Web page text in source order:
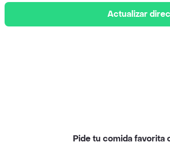
Actualizar
Pide tu comida favorita